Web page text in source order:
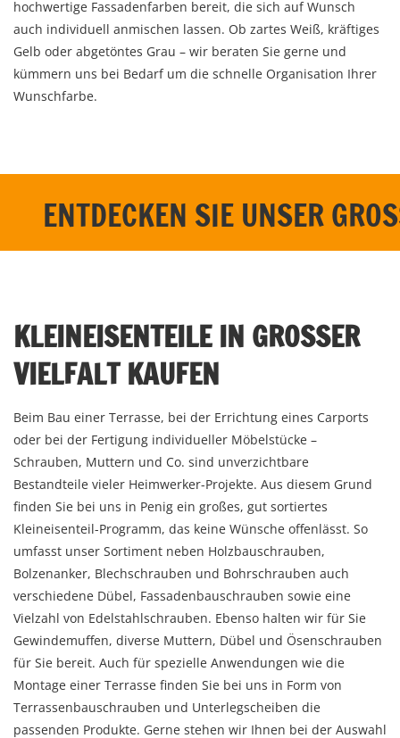
hochwertige Fassadenfarben bereit, die sich auf Wunsch
auch individuell anmischen lassen. Ob zartes Weiß, kräftiges
Gelb oder abgetöntes Grau – wir beraten Sie gerne und
kümmern uns bei Bedarf um die schnelle Organisation Ihrer
Wunschfarbe.
ENTDECKEN SIE UNSER
KLEINEISENTEILE IN GROSSER V
IELFALT KAUFEN
Beim Bau einer Terrasse, bei der Errichtung eines Carports
oder bei der Fertigung individueller Möbelstücke –
Schrauben, Muttern und Co. sind unverzichtbare
Bestandteile vieler Heimwerker-Projekte. Aus diesem Grund
finden Sie bei uns in Penig ein großes, gut sortiertes
Kleineisenteil-Programm, das keine Wünsche offenlässt. So
umfasst unser Sortiment neben Holzbauschrauben,
Bolzenanker, Blechschrauben und Bohrschrauben auch
verschiedene Dübel, Fassadenbauschrauben sowie eine
Vielzahl von Edelstahlschrauben. Ebenso halten wir für Sie
Gewindemuffen, diverse Muttern, Dübel und Ösenschrauben
für Sie bereit. Auch für spezielle Anwendungen wie die
Montage einer Terrasse finden Sie bei uns in Form von
Terrassenbauschrauben und Unterlegscheiben die
passenden Produkte. Gerne stehen wir Ihnen bei der Auswahl